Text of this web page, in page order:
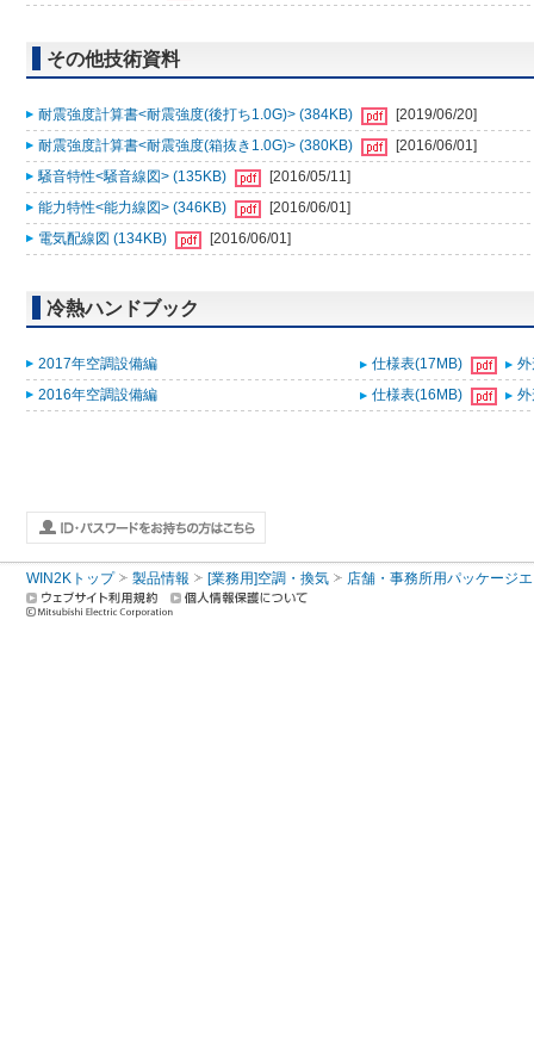
その他技術資料
耐震強度計算書<耐震強度(後打ち1.0G)> (384KB)
[2019/06/20]
耐震強度計算書<耐震強度(箱抜き1.0G)> (380KB)
[2016/06/01]
騒音特性<騒音線図> (135KB)
[2016/05/11]
能力特性<能力線図> (346KB)
[2016/06/01]
電気配線図 (134KB)
[2016/06/01]
冷熱ハンドブック
2017年空調設備編 仕様表(17MB)
2016年空調設備編
仕様表(16MB)
WIN2Kトップ 製品情報 [業務用]空調・換気 店舗・事務所用パッケージ